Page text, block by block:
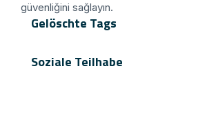
güvenliğini sağlayın.
Gelöschte Tags
Soziale Teilhabe